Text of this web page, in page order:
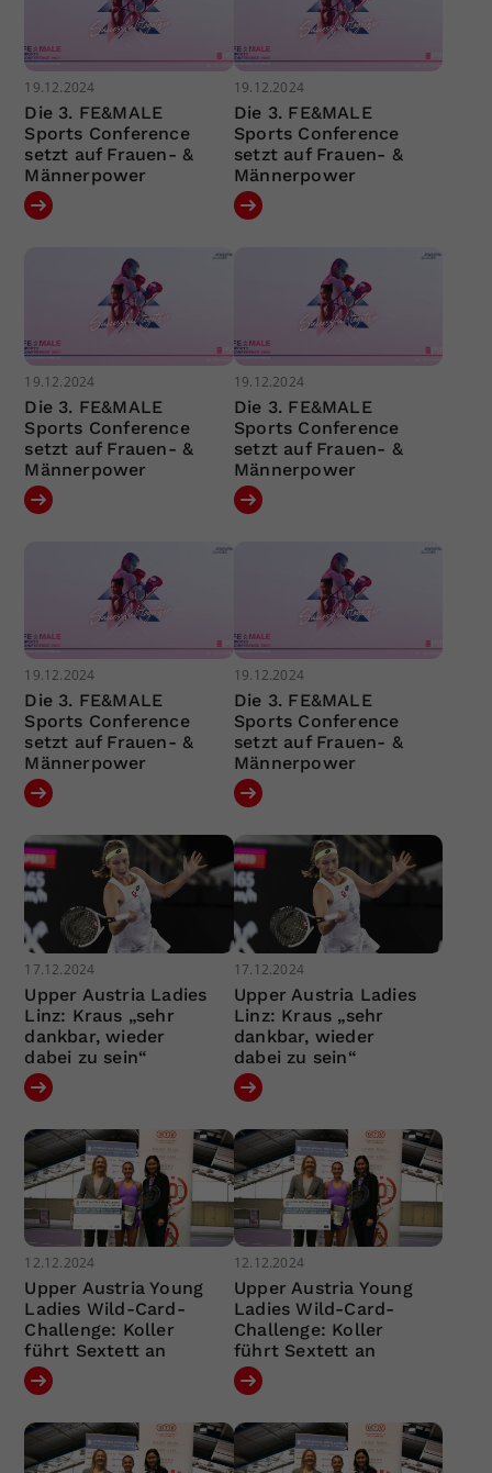
19.12.2024
Die 3. FE&MALE
Sports Conference
setzt auf Frauen- &
Männerpower
19.12.2024
Die 3. FE&MALE
Sports Conference
setzt auf Frauen- &
Männerpower
19.12.2024
Die 3. FE&MALE
Sports Conference
setzt auf Frauen- &
Männerpower
19.12.2024
Die 3. FE&MALE
Sports Conference
setzt auf Frauen- &
Männerpower
19.12.2024
Die 3. FE&MALE
Sports Conference
setzt auf Frauen- &
Männerpower
19.12.2024
Die 3. FE&MALE
Sports Conference
setzt auf Frauen- &
Männerpower
17.12.2024
Upper Austria Ladies
Linz: Kraus „sehr
dankbar, wieder
dabei zu sein“
17.12.2024
Upper Austria Ladies
Linz: Kraus „sehr
dankbar, wieder
dabei zu sein“
12.12.2024
Upper Austria Young
Ladies Wild-Card-
Challenge: Koller
führt Sextett an
12.12.2024
Upper Austria Young
Ladies Wild-Card-
Challenge: Koller
führt Sextett an